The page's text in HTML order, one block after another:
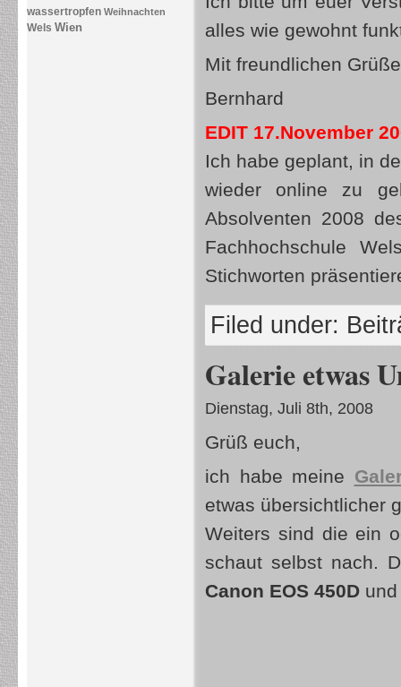
wassertropfen Weihnachten
Wels Wien
alles wie gewohnt
Mit freundlichen
Bernhard
EDIT 17.November
Ich habe geplant, in
wieder online zu
Absolventen 2008
Fachhochschule
Stichworten
Filed under:
Galerie etwas
Dienstag, Juli 8th, 2008
Grüß euch,
ich habe meine
etwas übersichtlicher
Weiters sind die ein
schaut selbst nach.
Canon EOS 450D